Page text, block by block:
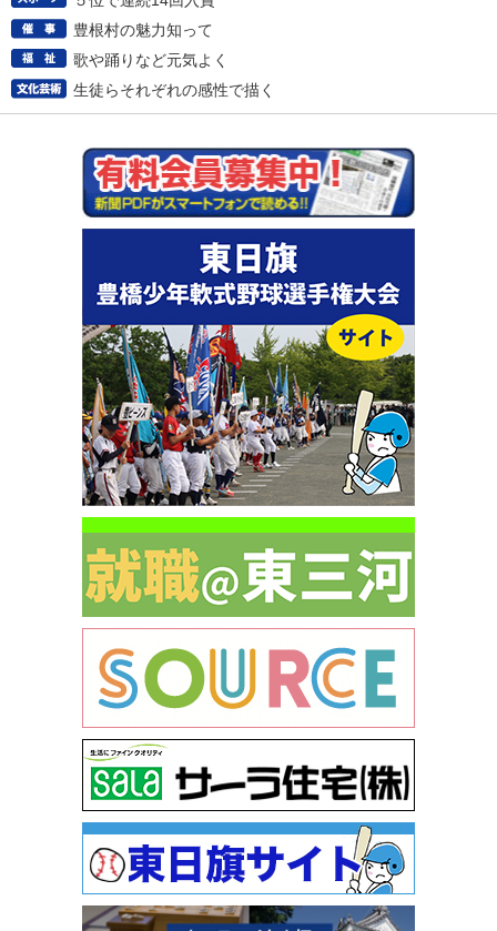
豊根村の魅力知って
歌や踊りなど元気よく
生徒らそれぞれの感性で描く